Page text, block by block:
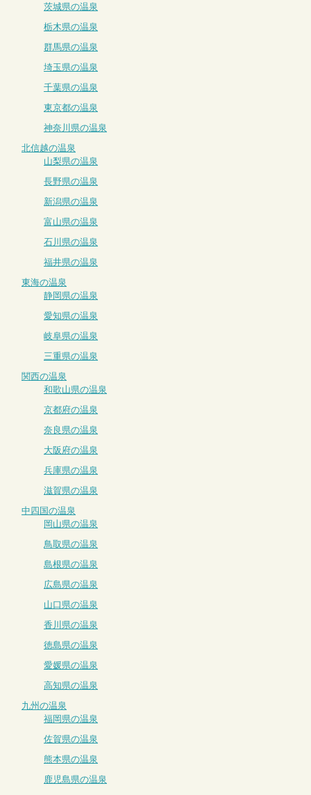
茨城県の温泉
栃木県の温泉
群馬県の温泉
埼玉県の温泉
千葉県の温泉
東京都の温泉
神奈川県の温泉
北信越の温泉
山梨県の温泉
長野県の温泉
新潟県の温泉
富山県の温泉
石川県の温泉
福井県の温泉
東海の温泉
静岡県の温泉
愛知県の温泉
岐阜県の温泉
三重県の温泉
関西の温泉
和歌山県の温泉
京都府の温泉
奈良県の温泉
大阪府の温泉
兵庫県の温泉
滋賀県の温泉
中四国の温泉
岡山県の温泉
鳥取県の温泉
島根県の温泉
広島県の温泉
山口県の温泉
香川県の温泉
徳島県の温泉
愛媛県の温泉
高知県の温泉
九州の温泉
福岡県の温泉
佐賀県の温泉
熊本県の温泉
鹿児島県の温泉